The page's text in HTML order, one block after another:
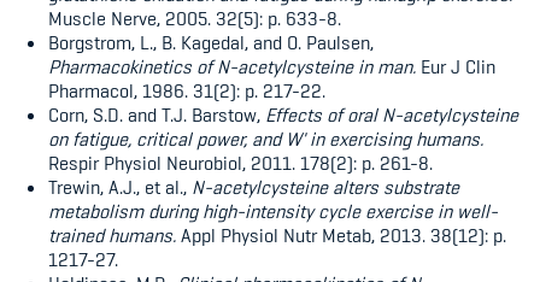
Muscle Nerve, 2005. 32(5): p. 633-8.
Borgstrom, L., B. Kagedal, and O. Paulsen,
Pharmacokinetics of N-acetylcysteine in man. Eur J Clin
Pharmacol, 1986. 31(2): p. 217-22.
Corn, S.D. and T.J. Barstow, Effects of oral N-acetylcysteine
on fatigue, critical power, and W' in exercising humans.
Respir Physiol Neurobiol, 2011. 178(2): p. 261-8.
Trewin, A.J., et al., N-acetylcysteine alters substrate
metabolism during high-intensity cycle exercise in well-
trained humans.Appl Physiol Nutr Metab, 2013. 38(12): p.
1217-27.